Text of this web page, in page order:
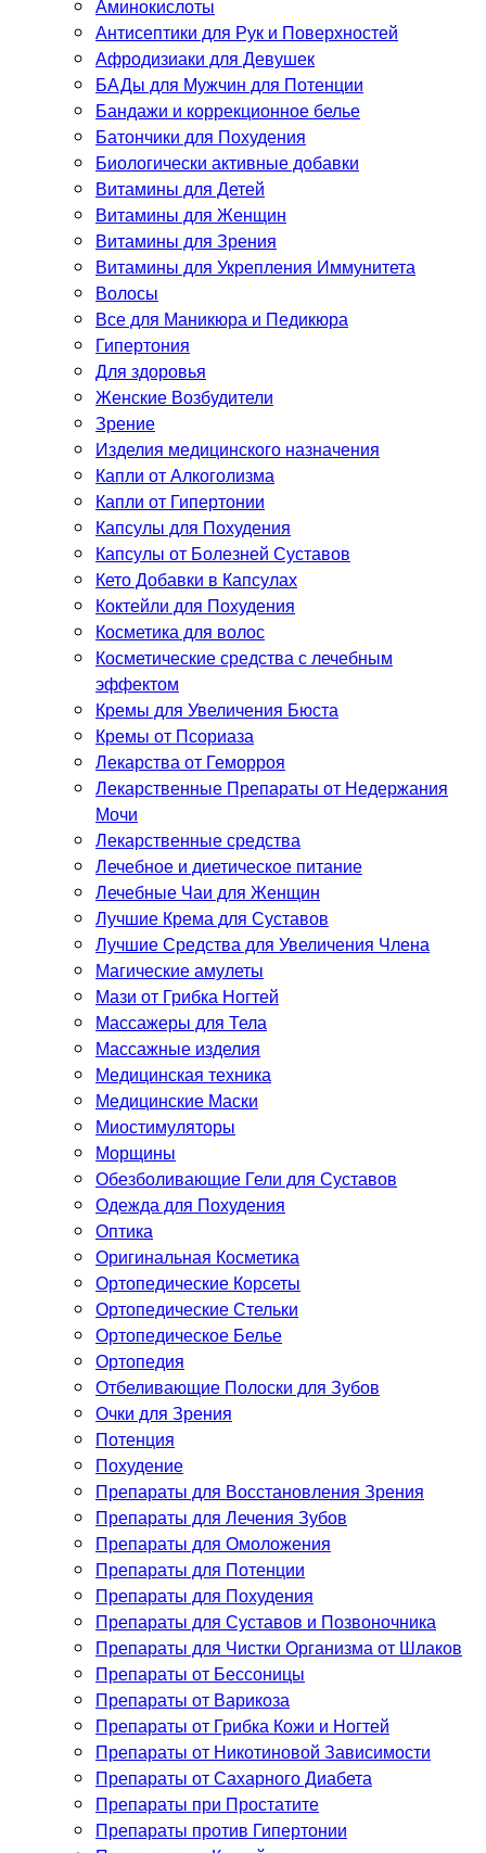
Аминокислоты
Антисептики для Рук и Поверхностей
Афродизиаки для Девушек
БАДы для Мужчин для Потенции
Бандажи и коррекционное белье
Батончики для Похудения
Биологически активные добавки
Витамины для Детей
Витамины для Женщин
Витамины для Зрения
Витамины для Укрепления Иммунитета
Волосы
Все для Маникюра и Педикюра
Гипертония
Для здоровья
Женские Возбудители
Зрение
Изделия медицинского назначения
Капли от Алкоголизма
Капли от Гипертонии
Капсулы для Похудения
Капсулы от Болезней Суставов
Кето Добавки в Капсулах
Коктейли для Похудения
Косметика для волос
Косметические средства с лечебным
эффектом
Кремы для Увеличения Бюста
Кремы от Псориаза
Лекарства от Геморроя
Лекарственные Препараты от Недержания
Мочи
Лекарственные средства
Лечебное и диетическое питание
Лечебные Чаи для Женщин
Лучшие Крема для Суставов
Лучшие Средства для Увеличения Члена
Магические амулеты
Мази от Грибка Ногтей
Массажеры для Тела
Массажные изделия
Медицинская техника
Медицинские Маски
Миостимуляторы
Морщины
Обезболивающие Гели для Суставов
Одежда для Похудения
Оптика
Оригинальная Косметика
Ортопедические Корсеты
Ортопедические Стельки
Ортопедическое Белье
Ортопедия
Отбеливающие Полоски для Зубов
Очки для Зрения
Потенция
Похудение
Препараты для Восстановления Зрения
Препараты для Лечения Зубов
Препараты для Омоложения
Препараты для Потенции
Препараты для Похудения
Препараты для Суставов и Позвоночника
Препараты для Чистки Организма от Шлаков
Препараты от Бессоницы
Препараты от Варикоза
Препараты от Грибка Кожи и Ногтей
Препараты от Никотиновой Зависимости
Препараты от Сахарного Диабета
Препараты при Простатите
Препараты против Гипертонии